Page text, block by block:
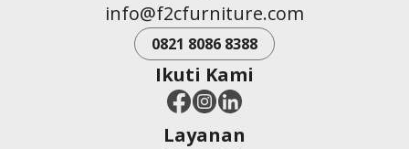
info@f2cfurniture.com
0821 8086 8388
Ikuti Kami
Layanan